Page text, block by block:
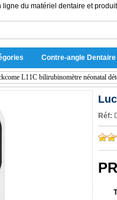
ligne du matériel dentaire et
Contre-angle Dentaire
L11C bilirubinomètre néonatal
Réf: